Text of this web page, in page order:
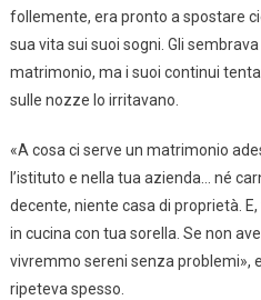
follemente, era pronto a spostare
sua vita sui suoi sogni. Gli
matrimonio, ma i suoi continui
sulle nozze lo irritavano.
«A cosa ci serve un matrimonio
l’istituto e nella tua azienda… né
decente, niente casa di proprietà.
in cucina con tua sorella. Se non
vivremmo sereni senza problemi»,
ripeteva spesso.